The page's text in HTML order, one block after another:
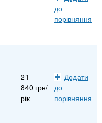
до
порівняння
21
840 грн/
рік
Додати
до
порівняння